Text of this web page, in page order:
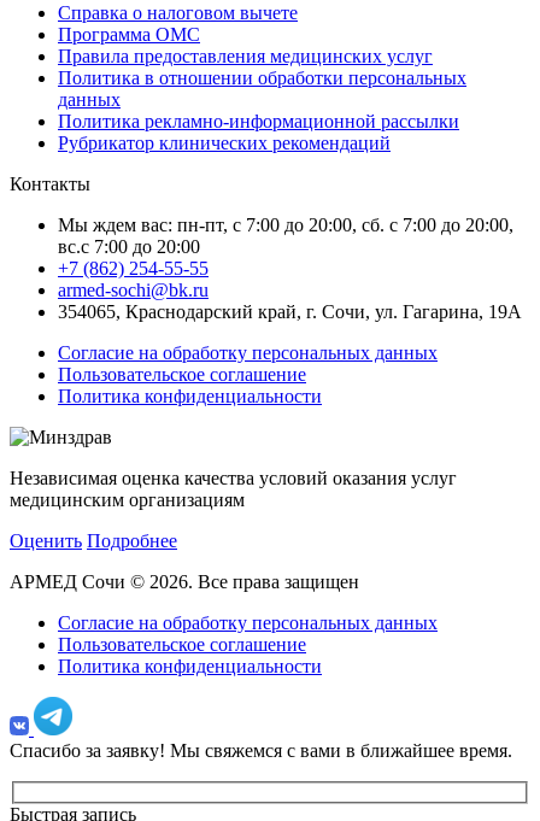
Справка о налоговом вычете
Программа ОМС
Правила предоставления медицинских услуг
Политика в отношении обработки персональных
данных
Политика рекламно-информационной рассылки
Рубрикатор клинических рекомендаций
Контакты
Мы ждем вас: пн-пт, с 7:00 до 20:00, сб. с 7:00 до 20:00,
вс.с 7:00 до 20:00
+7 (862) 254-55-55
armed-sochi@bk.ru
354065, Краснодарский край, г. Сочи, ул. Гагарина, 19А
Согласие на обработку персональных данных
Пользовательское соглашение
Политика конфиденциальности
Независимая оценка качества условий оказания услуг
медицинским организациям
Оценить Подробнее
АРМЕД Сочи © 2026. Все права защищен
Согласие на обработку персональных данных
Пользовательское соглашение
Политика конфиденциальности
Спасибо за заявку! Мы свяжемся с вами в ближайшее время.
Быстрая запись